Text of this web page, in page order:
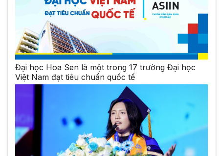
Đại học Hoa Sen là một trong 17 trường Đại học
Việt Nam đạt tiêu chuẩn quốc tế